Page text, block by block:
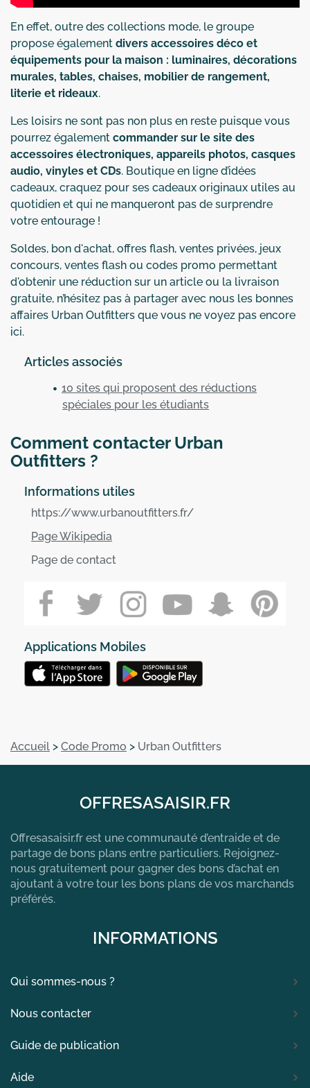
En effet, outre des collections mode, le groupe
propose également divers accessoires déco et
équipements pour la maison : luminaires, décorations
murales, tables, chaises, mobilier de rangement,
literie et rideaux.
Les loisirs ne sont pas non plus en reste puisque vous
pourrez également commander sur le site des
accessoires électroniques, appareils photos, casques
audio, vinyles et CDs. Boutique en ligne d’idées
cadeaux, craquez pour ses cadeaux originaux utiles au
quotidien et qui ne manqueront pas de surprendre
votre entourage !
Soldes, bon d'achat, offres flash, ventes privées, jeux
concours, ventes flash ou codes promo permettant
d'obtenir une réduction sur un article ou la livraison
gratuite, n’hésitez pas à partager avec nous les bonnes
affaires Urban Outfitters que vous ne voyez pas encore
ici.
Articles associés
10 sites qui proposent des réductions
spéciales pour les étudiants
Comment contacter Urban
Outfitters ?
Informations utiles
https://www.urbanoutfitters.fr/
Page Wikipedia
Page de contact
Applications Mobiles
Accueil > Code Promo > Urban Outfitters
OFFRESASAISIR.FR
Offresasaisir.fr est une communauté d’entraide et de
partage de bons plans entre particuliers. Rejoignez-
nous gratuitement pour gagner des bons d’achat en
ajoutant à votre tour les bons plans de vos marchands
préférés.
INFORMATIONS
Qui sommes-nous ?
Nous contacter
Guide de publication
Aide